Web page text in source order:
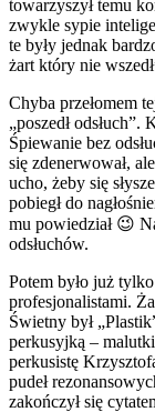
towarzyszył temu
zwykle sypie
te były jednak
żart który nie
Chyba przełomem
„poszedł
Śpiewanie bez
się zdenerwował,
ucho, żeby się
pobiegł do
mu powiedział 😉
odsłuchów.
Potem było już
profesjonalistami.
Świetny był
perkusyjką –
perkusistę
pudeł
zakończył się